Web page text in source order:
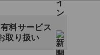
料サービス
取り扱い